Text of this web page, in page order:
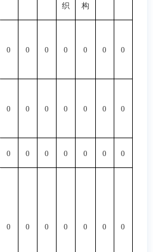
织 构
0 0 0 0 0 0 0
0 0 0 0 0 0 0
0 0 0 0 0 0 0
0 0 0 0 0 0 0